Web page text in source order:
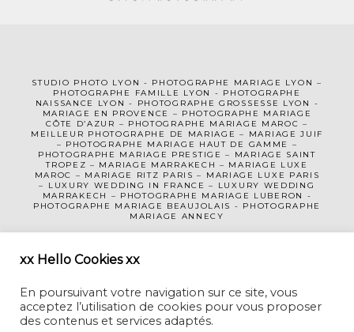
STUDIO PHOTO LYON - PHOTOGRAPHE MA RIAGE LYON –
PHOTOGRAPHE FAMILLE LYON
- PHOTOGRAPHE
NAISSANCE LYON - PHOTOGRAPHE GROSSESSE LYON
-
MARIAGE EN PROVENCE
– PHOTOGRAPHE MARIAGE
CÔTE D’AZUR – PHOTOGRAPHE MARIAGE MAROC –
MEILLEUR PHOTOGRAPHE DE MARIAGE – MARIAGE JUIF
– PHOTOGRAPHE MARIAGE HAUT DE GAMME
–
PHOTOGRAPHE MARIAGE PRESTIGE – MARIAGE SAINT
TROPEZ – MARIAGE MARRAKECH – MARIAGE LUXE
MAROC
– MARIAGE RITZ PARIS – MARIAGE LUXE PARIS
– LUXURY WEDDING IN FRANCE – LUXURY WEDDING
MARRAKECH – PHOTOGRAPHE MARIAGE LUBERON -
PHOTOGRAPHE MARIAGE BEAUJOLAIS - PHOTOGRAPHE
MARIAGE ANNECY
xx Hello Cookies xx
En poursuivant votre navigation sur ce site, vous
acceptez l’utilisation de cookies pour vous proposer
des contenus et services adaptés.